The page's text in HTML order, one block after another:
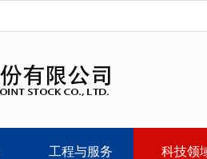
工程与服务 科技领